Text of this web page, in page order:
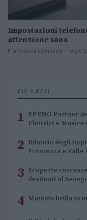
Impostazioni
attenzione sana
Francesca Lombardi · 1 Ago
PIÙ LETTI
1 XPENG Partner
Elettrici e Musica
2 Rilancio degli
Formazza e Valle
3 Scoperte
destinati al
4 Muniain brilla in